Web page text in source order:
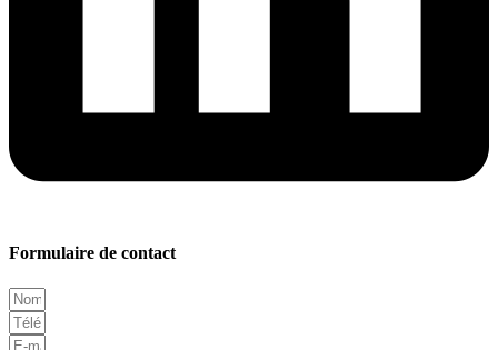
Formulaire de contact